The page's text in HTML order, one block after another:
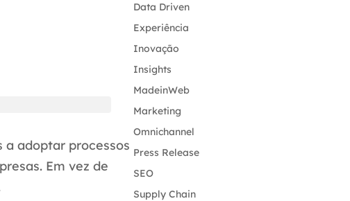
adoptar processos
Em vez de
Data Driven
Experiência
Inovação
Insights
MadeinWeb
Marketing
Omnichannel
Press Release
SEO
Supply Chain